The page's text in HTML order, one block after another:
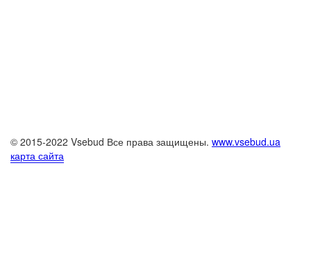
© 2015-2022 Vsebud Все права защищены. www.vsebud.ua
карта сайта